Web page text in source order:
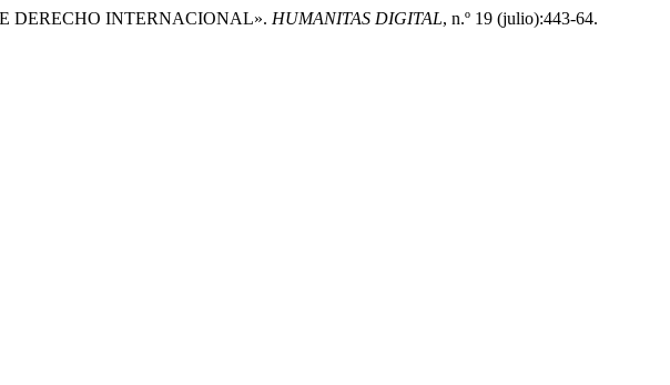
DERECHO INTERNACIONAL». HUMANITAS DIGITAL, n.º 19 (julio):443-64.